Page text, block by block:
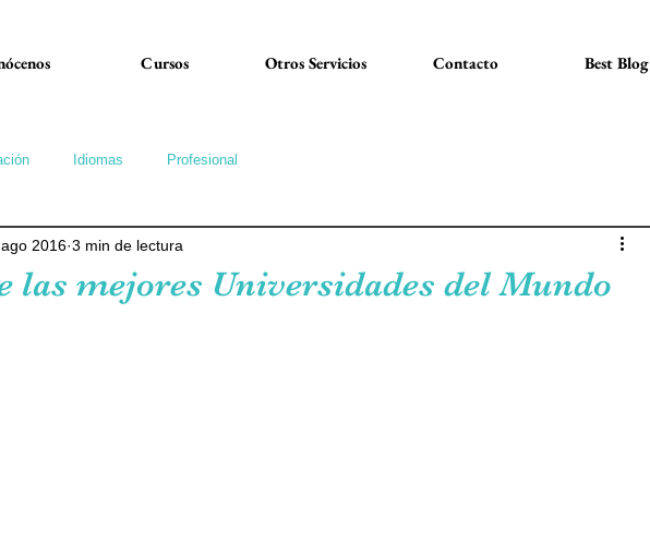
Cursos Otros Servicios Contacto Best Blog
Idiomas Profesional
las mejores Universidades del Mundo
2016 3 min de lectura